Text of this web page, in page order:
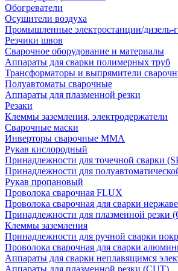
Обогреватели
Осушители воздуха
Промышленные электростанции/дизель-
Резчики швов
Сварочное оборудование и материалы
Аппараты для сварки полимерных труб
Трансформаторы и выпрямители
Полуавтоматы сварочные
Аппараты для плазменной резки
Резаки
Клеммы заземления, электродержатели
Сварочные маски
Инверторы сварочные ММА
Рукав кислородный
Принадлежности для точечной сварки
Принадлежности для
Рукав пропановый
Проволока сварочная FLUX
Проволока сварочная для сварки
Принадлежности для плазменной резки
Клеммы заземления
Принадлежности для ручной сварки
Проволока сварочная для сварки
Аппараты для сварки неплавящимся
Аппараты для плазменной резки (CUT)